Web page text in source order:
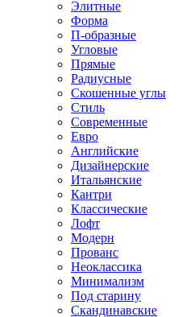
Элитные
Форма
П-образные
Угловые
Прямые
Радиусные
Скошенные углы
Стиль
Современные
Евро
Английские
Дизайнерские
Итальянские
Кантри
Классические
Лофт
Модерн
Прованс
Неоклассика
Минимализм
Под старину
Скандинавские